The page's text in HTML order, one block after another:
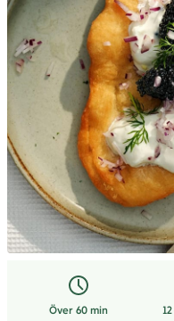
Över 60 min 12